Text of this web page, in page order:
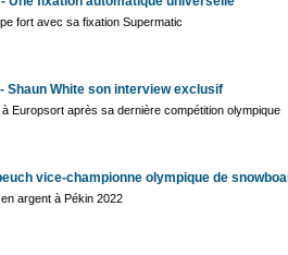
fort avec sa fixation Supermatic
Shaun White son interview exclusif
Europsort après sa dernière compétition olympique
vice-championne olympique de
argent à Pékin 2022